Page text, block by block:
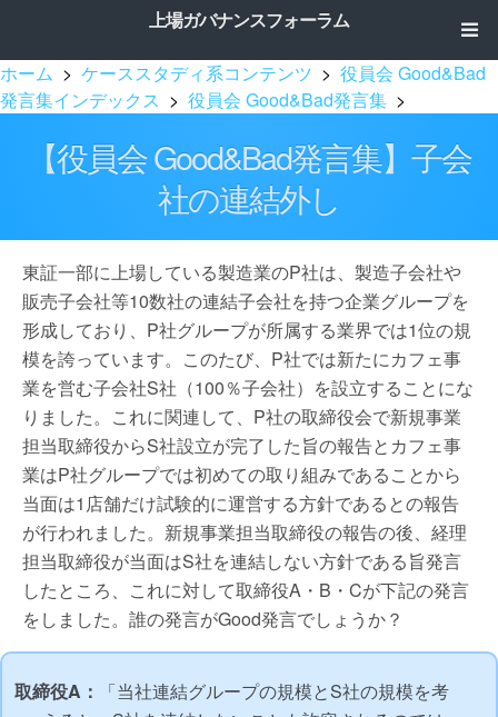
上場ガバナンスフォーラム
ホーム > ケーススタディ系コンテンツ > 役員会 Good&Bad
発言集インデックス > 役員会 Good&Bad発言集 >
【役員会 Good&Bad発言集】子会
社の連結外し
東証一部に上場している製造業のP社は、製造子会社や
販売子会社等10数社の連結子会社を持つ企業グループを
形成しており、P社グループが所属する業界では1位の規
模を誇っています。このたび、P社では新たにカフェ事
業を営む子会社S社（100％子会社）を設立することにな
りました。これに関連して、P社の取締役会で新規事業
担当取締役からS社設立が完了した旨の報告とカフェ事
業はP社グループでは初めての取り組みであることから
当面は1店舗だけ試験的に運営する方針であるとの報告
が行われました。新規事業担当取締役の報告の後、経理
担当取締役が当面はS社を連結しない方針である旨発言
したところ、これに対して取締役A・B・Cが下記の発言
をしました。誰の発言がGood発言でしょうか？
取締役A：
「当社連結グループの規模とS社の規模を考